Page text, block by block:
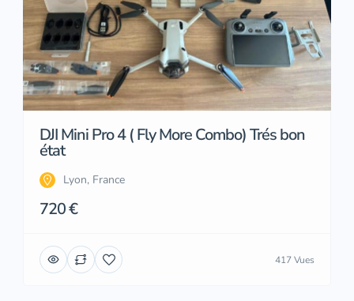
DJI Mini Pro 4 ( Fly More Combo) Trés bon
état
Lyon, France
720 €
417 Vues